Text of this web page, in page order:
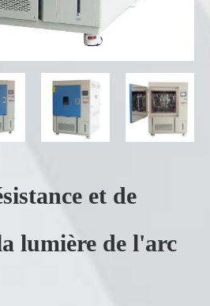
et de
lumière de l'arc